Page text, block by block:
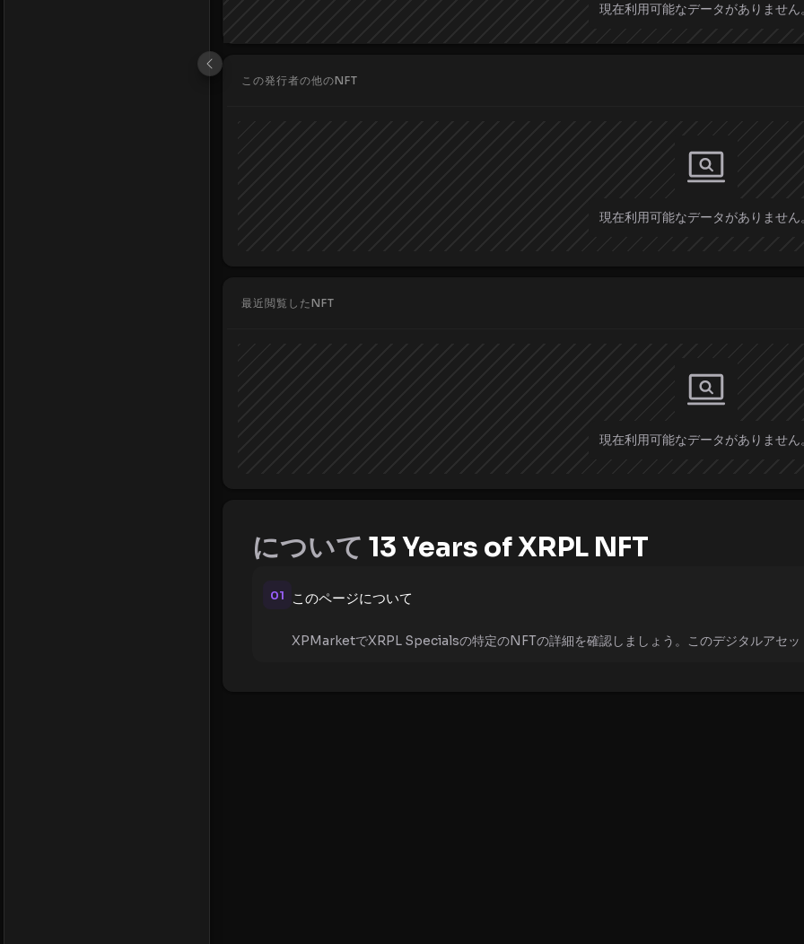
現在利用可能なデータがありません
この発行者の他のNFT
現在利用可能なデータがありません
最近閲覧したNFT
現在利用可能なデータがありません
について 13 Years of XRPL NFT
01 このページについて
XPMarketでXRPL Specialsの特定のNFTの詳細を確認しましょう。このデジタルアセッ